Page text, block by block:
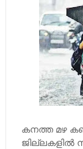
കനത്ത മഴ
ജില്ലകളില്‍